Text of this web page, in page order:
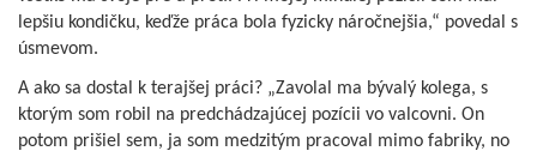
lepšiu kondičku, keďže práca bola fyzicky náročnejšia,“ povedal s
úsmevom.
A ako sa dostal k terajšej práci? „Zavolal ma bývalý kolega, s
ktorým som robil na predchádzajúcej pozícii vo valcovni. On
potom prišiel sem, ja som medzitým pracoval mimo fabriky, no